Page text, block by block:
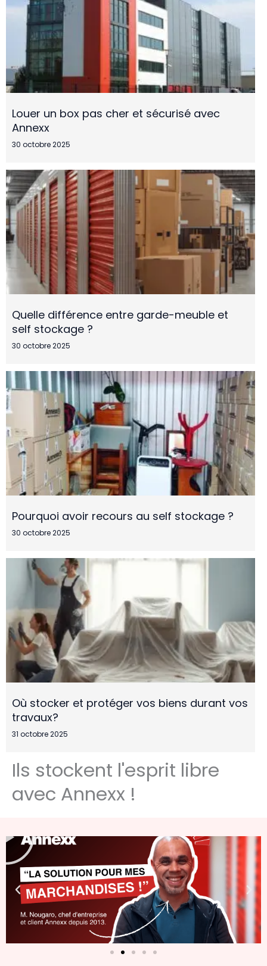
Louer un box pas cher et sécurisé avec
Annexx
30 octobre 2025
Quelle différence entre garde-meuble et
self stockage ?
30 octobre 2025
Pourquoi avoir recours au self stockage ?
30 octobre 2025
Où stocker et protéger vos biens durant vos
travaux?
31 octobre 2025
Ils stockent l'esprit libre
avec Annexx !